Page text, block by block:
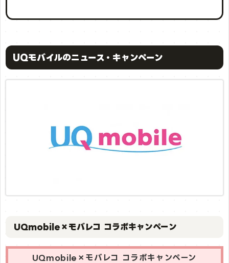
UQモバイルのニュース・キャンペーン
UQmobile×モバレコ コラボキャンペーン
UQmobile×モバレコ コラボキャンペーン